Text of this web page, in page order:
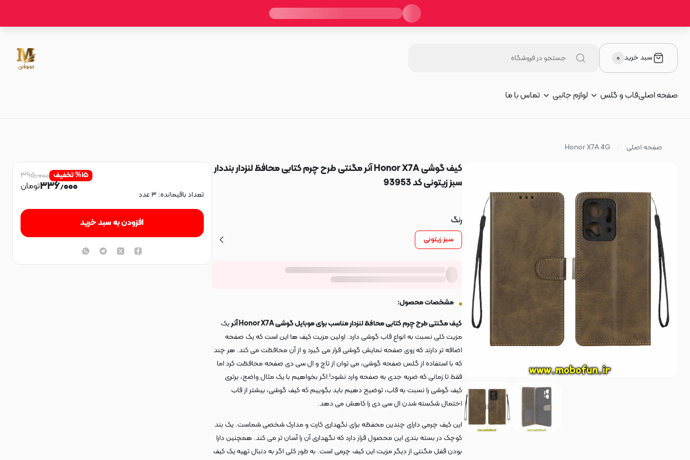
سبد خرید ۰
صفحه اصلیقاب و گلس لوازم جانبی تماس با ما
صفحه اصلی Honor X7A 4G
کیف گوشی Honor X7A آنر مگنتی طرح چرم کتابی محافظ لنزدار بنددار
سبز زیتونی کد 93953
رنگ
سبز زیتونی
مشخصات محصول:
کیف مگنتی طرح چرم کتابی محافظ لنزدار مناسب برای موبایل گوشی Honor X7A آنر
یک
مزیت کلی نسبت به انواع قاب گوشی دارد. اولین مزیت کیف ها این است که یک صفحه
اضافه تر دارند که روی صفحه نمایش گوشی قرار می گیرد و از آن محافظت می کند. هر چند
که با استفاده از گلس صفحه گوشی، می توان از تاچ و ال سی دی صفحه محافظت کرد اما
فقط تا زمانی که ضربه جدی به صفحه وارد نشود! اگر بخواهیم با یک مثال واضح، برتری
کیف گوشی را نسبت به قاب، توضیح دهیم باید بگوییم که کیف گوشی، بیشتر از قاب
احتمال شکسته شدن ال سی دی را کاهش می دهد.
این کیف چرمی دارای چندین محفظه برای نگهداری کارت و مدارک شخصی شماست. یک بند
کوچک در بسته بندی این محصول قرار دارد که نگهداری آن را آسان تر می کند. همچنین دارا
بودن قفل مگنتی از دیگر مزیت این کیف چرمی است. به طور کلی اگر به دنبال تهیه یک کیف
%۱۵ تخفیف ۳۹۵٫۰۰۰
۳۳۶٫۰۰۰تومان
تعداد باقیمانده: ۳عدد
افزودن به سبد خرید